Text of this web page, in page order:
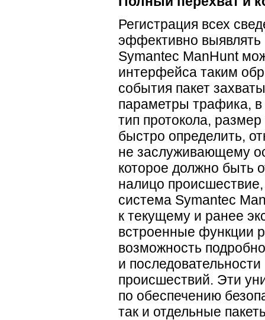
Регистрация всех
эффективно выявлять
Symantec ManHunt
интерфейса таким
события пакет
параметры трафика, в
тип протокола,
быстро определить,
не заслуживающему
которое должно быть
налицо
система Symantec
к текущему и ранее
встроенные функции
возможность
и
происшествий. Эти
по обеспечению
так и отдельные